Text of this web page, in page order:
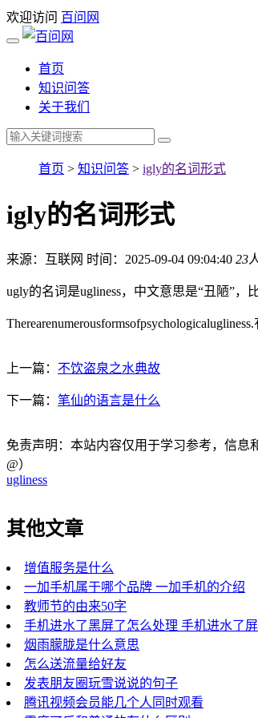
欢迎访问 百问网
首页
知识问答
关于我们
首页 > 知识问答 > igly的名词形式
igly的名词形式
来源：互联网 时间：2025-09-04 09:04:40 23
ugly的名词是ugliness，中文意思是“丑陋”，
上一篇： 不饮盗泉之水典故
下一篇： 笔仙的语言是什么
免责声明：本站内容仅用于学习参考，信息
@）
ugliness
其他文章
增值服务是什么
一加手机属于哪个品牌 一加手机的介绍
教师节的由来50字
手机进水了黑屏了怎么处理 手机进水了
烟雨朦胧是什么意思
怎么送流量给好友
发表朋友圈玩雪说说的句子
腾讯视频会员能几个人同时观看